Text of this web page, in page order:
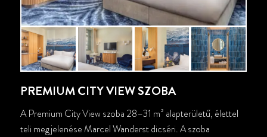
PREMIUM CITY VIEW SZOBA
A Premium City View szoba 28–31 m² alapterületű, élettel
teli megjelenése Marcel Wanderst dicséri. A szoba